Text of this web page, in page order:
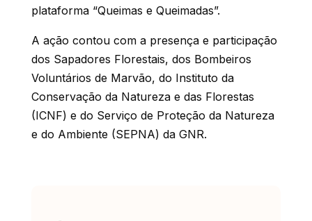
plataforma “Queimas e Queimadas”.
A ação contou com a presença e participação
dos Sapadores Florestais, dos Bombeiros
Voluntários de Marvão, do Instituto da
Conservação da Natureza e das Florestas
(ICNF) e do Serviço de Proteção da Natureza
e do Ambiente (SEPNA) da GNR.